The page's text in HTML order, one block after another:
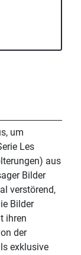
um
Les
aus
Bilder
verstörend,
Bilder
ihren
der
exklusive